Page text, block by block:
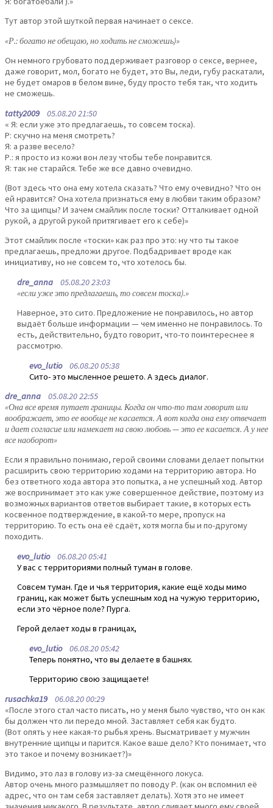
Тут автор этой шуткой первая начинает о сексе.
«Р.: богато не обещаю, но ходить не сможешь)»
Он немного грубовато поддерживает разговор о сексе, вернее,
даже говорит, мол, богато не будет, это Вы, леди, губу раскатали,
не будет омаров в белом вине, буду просто тебя так, что ходить
не сможешь.
tatty2009 05.08.20 21:50
« Я: если уже это предлагаешь, то совсем тоска).
Р: скучно на меня смотреть?
Я: а разве весело?
Р.: я просто из кожи вон лезу чтобы тебе понравится.
Я: так не старайся. Тебе же все давно очевидно.
(Вот здесь что она ему хотела сказать? Что ему очевидно? Что он
ей нравится? Она хотела признаться ему в любви таким образом?
Что за щипцы? И зачем смайлик после тоски? Отталкивает одной
рукой, а другой рукой притягивает его к себе)»
Этот смайлик после «тоски» как раз про это: ну что ты такое
предлагаешь, предложи другое. Подбадривает вроде как
инициативу, но не совсем то, что хотелось бы.
dre_anna 05.08.20 23:03
«если уже это предлагаешь, то совсем тоска).»
Наверное, это сито. Предложение не понравилось, но автор
выдаёт больше информации — чем именно не понравилось. То
есть, действительно, будто говорит, что-то поинтереснее я
рассмотрю.
evo_lutio06.08.20 05:38
Сито- это мысленное решето. А здесь диалог.
dre_anna 05.08.20 22:55
«Она все время путает границы. Когда он что-то там говорит или
воображает, это ее вообще не касается. А вот когда она ему отвечает
и дает согласие или намекает на свою любовь — это ее касается. А у нее
все наоборот»
Если я правильно понимаю, герой своими словами делает попытки
расширить свою территорию ходами на территорию автора. Но
без ответного хода автора это попытка, а не успешный ход. Автор
же воспринимает это как уже совершенное действие, поэтому из
возможных вариантов ответов выбирает такие, в которых есть
косвенное подтверждение, в какой-то мере, пропуск на
территорию. То есть она её сдаёт, хотя могла бы и по-другому
походить.
evo_lutio06.08.20 05:41
У вас с территориями полный туман в голове.
Совсем туман. Где и чья территория, какие ещё ходы мимо
границ, как может быть успешным ход на чужую территорию,
если это чёрное поле? Пурга.
Герой делает ходы в границах,
evo_lutio06.08.20 05:42
Теперь понятно, что вы делаете в башнях.
Территорию свою защищаете!
rusachka19 06.08.20 00:29
«После этого стал часто писать, но у меня было чувство, что он как
бы должен что ли передо мной. Заставляет себя как будто.
(Вот опять у нее какая-то рыбья хрень. Высматривает у мужчин
внутренние щипцы и парится. Какое ваше дело? Кто понимает, что
это такое и почему возникает?)»
Видимо, это лаз в голову из-за смещённого локуса.
Автор очень много размышляет по поводу Р. (как он вспомнил её
адрес, что он там себя заставляет делать). Хотя это не имеет